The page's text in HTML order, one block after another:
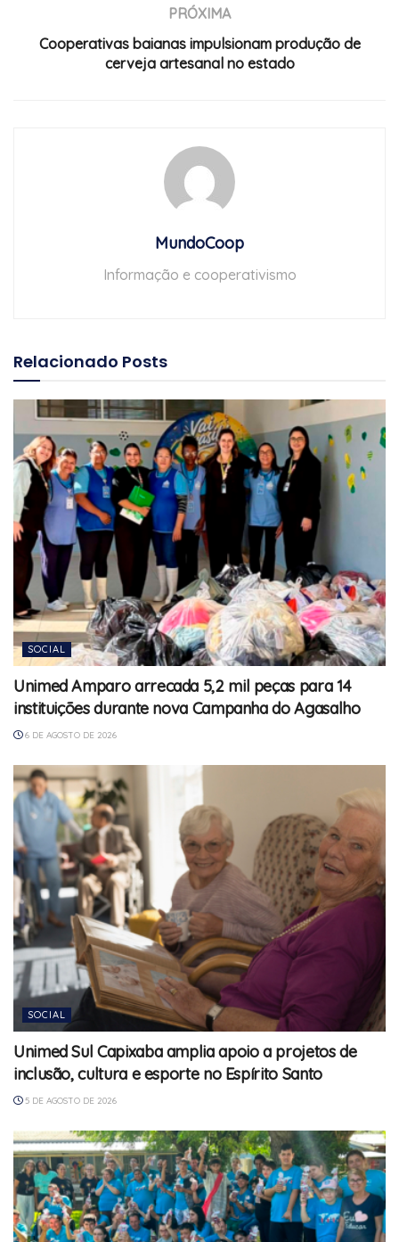
PRÓXIMA
Cooperativas baianas impulsionam produção de
cerveja artesanal no estado
MundoCoop
Informação e cooperativismo
Relacionado Posts
SOCIAL
Unimed Amparo arrecada 5,2 mil peças para 14
instituições durante nova Campanha do Agasalho
6 DE AGOSTO DE 2026
SOCIAL
Unimed Sul Capixaba amplia apoio a projetos de
inclusão, cultura e esporte no Espírito Santo
5 DE AGOSTO DE 2026